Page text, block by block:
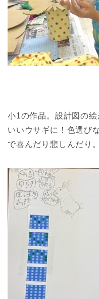
小1の作品。設計図の
いいウサギに！色選び
で喜んだり悲しんだり。